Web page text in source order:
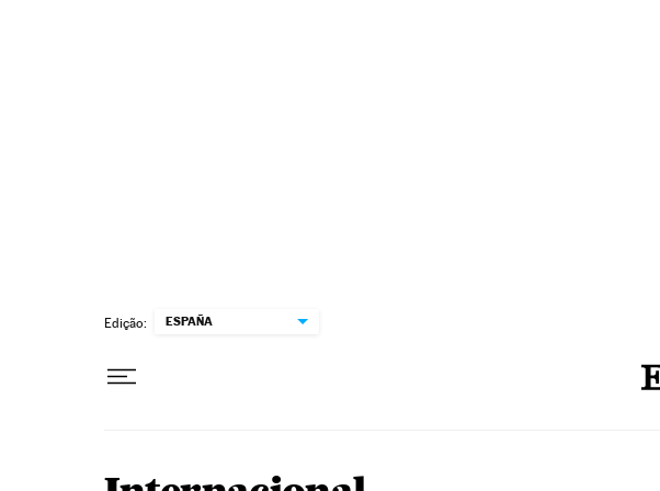
Edição: ESPAÑA